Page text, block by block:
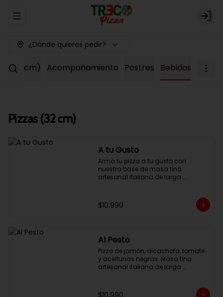
Abrir menu de navegación Login
¿Dónde quieres pedir?
(32 cm) Acompañamiento Postres Bebidas
Pizzas (32 cm)
A tu Gusto
Arma tu pizza a tu gusto con
nuestra base de masa fina
artesanal italiana de larga
elección.
$10.990
Al Pesto
Pizza de jamón, alcachofa, tomate
y aceitunas negras. Masa fina
artesanal italiana de larga
$10.990